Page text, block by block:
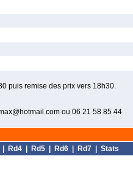
puis remise des prix vers 18h30.
ou 06 21 58 85 44
Rd4 Rd5 Rd6 Rd7 Stats